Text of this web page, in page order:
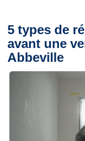
5 types de
avant une
Abbeville